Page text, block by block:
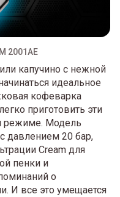
2001AE
капучино с нежной
идеальное
кофеварка
приготовить эти
режиме. Модель
давлением 20 бар,
Cream для
пенки и
о
И все это умещается